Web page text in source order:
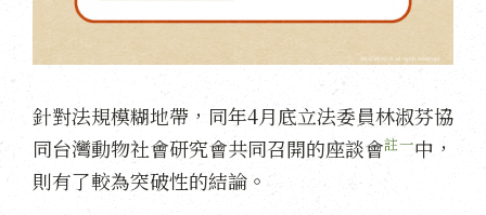
針對法規模糊地帶，同年4月底立法委員林淑芬協
同台灣動物社會研究會共同召開的座談會註一中，
則有了較為突破性的結論。